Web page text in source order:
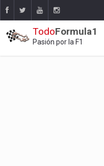
TodoFormula1
Pasión por la F1